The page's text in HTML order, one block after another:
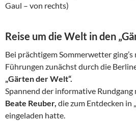
Gaul – von rechts)
Reise um die Welt in den
Bei prächtigem Sommerwetter
Führungen zunächst durch die
„Gärten der Welt“.
Spannend der informative Rundgang
Beate Reuber, die zum Entdecken in
eingeladen hatte.